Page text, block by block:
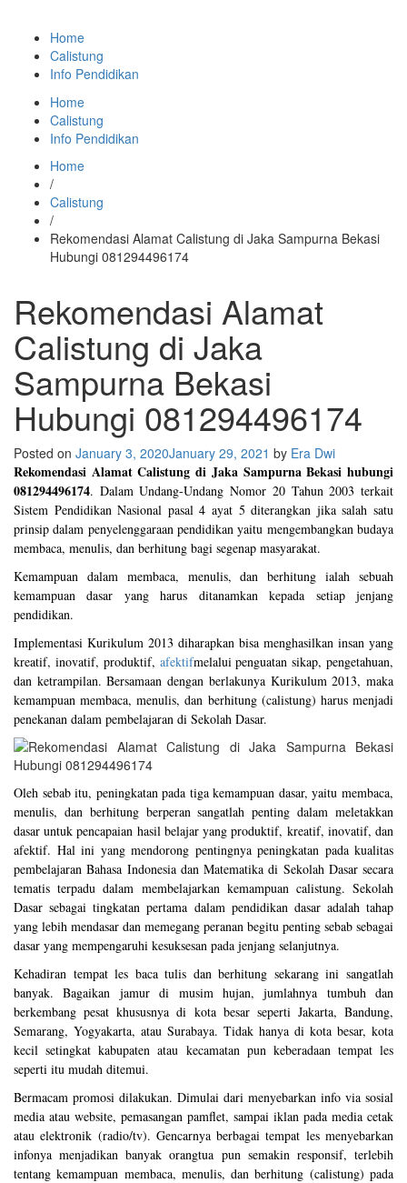
Home
Calistung
Info Pendidikan
Home
Calistung
Info Pendidikan
Home
/
Calistung
/
Rekomendasi Alamat Calistung di Jaka Sampurna Bekasi
Hubungi 081294496174
Rekomendasi Alamat
Calistung di Jaka
Sampurna Bekasi
Hubungi 081294496174
Posted on January 3, 2020January 29, 2021 by Era Dwi
Rekomendasi Alamat Calistung di Jaka Sampurna Bekasi hubungi
081294496174. Dalam Undang-Undang Nomor 20 Tahun 2003 terkait
Sistem Pendidikan Nasional pasal 4 ayat 5 diterangkan jika salah satu
prinsip dalam penyelenggaraan pendidikan yaitu mengembangkan budaya
membaca, menulis, dan berhitung bagi segenap masyarakat.
Kemampuan dalam membaca, menulis, dan berhitung ialah sebuah
kemampuan dasar yang harus ditanamkan kepada setiap jenjang
pendidikan.
Implementasi Kurikulum 2013 diharapkan bisa menghasilkan insan yang
kreatif, inovatif, produktif, afektifmelalui penguatan sikap, pengetahuan,
dan ketrampilan. Bersamaan dengan berlakunya Kurikulum 2013, maka
kemampuan membaca, menulis, dan berhitung (calistung) harus menjadi
penekanan dalam pembelajaran di Sekolah Dasar.
Oleh sebab itu, peningkatan pada tiga kemampuan dasar, yaitu membaca,
menulis, dan berhitung berperan sangatlah penting dalam meletakkan
dasar untuk pencapaian hasil belajar yang produktif, kreatif, inovatif, dan
afektif. Hal ini yang mendorong pentingnya peningkatan pada kualitas
pembelajaran Bahasa Indonesia dan Matematika di Sekolah Dasar secara
tematis terpadu dalam membelajarkan kemampuan calistung. Sekolah
Dasar sebagai tingkatan pertama dalam pendidikan dasar adalah tahap
yang lebih mendasar dan memegang peranan begitu penting sebab sebagai
dasar yang mempengaruhi kesuksesan pada jenjang selanjutnya.
Kehadiran tempat les baca tulis dan berhitung sekarang ini sangatlah
banyak. Bagaikan jamur di musim hujan, jumlahnya tumbuh dan
berkembang pesat khususnya di kota besar seperti Jakarta, Bandung,
Semarang, Yogyakarta, atau Surabaya. Tidak hanya di kota besar, kota
kecil setingkat kabupaten atau kecamatan pun keberadaan tempat les
seperti itu mudah ditemui.
Bermacam promosi dilakukan. Dimulai dari menyebarkan info via sosial
media atau website, pemasangan pamflet, sampai iklan pada media cetak
atau elektronik (radio/tv). Gencarnya berbagai tempat les menyebarkan
infonya menjadikan banyak orangtua pun semakin responsif, terlebih
tentang kemampuan membaca, menulis, dan berhitung (calistung) pada